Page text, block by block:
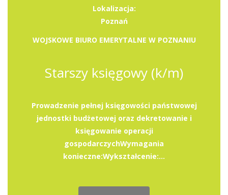
Lokalizacja:
Poznań
WOJSKOWE BIURO EMERYTALNE W POZNANIU
Starszy księgowy (k/m)
Prowadzenie pełnej księgowości państwowej
jednostki budżetowej oraz dekretowanie i
księgowanie operacji
gospodarczychWymagania
konieczne:Wykształcenie:...